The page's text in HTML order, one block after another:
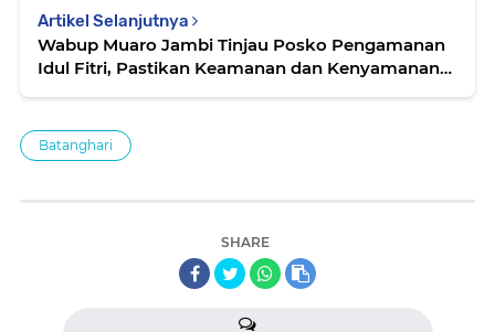
Artikel Selanjutnya
Wabup Muaro Jambi Tinjau Posko Pengamanan
Idul Fitri, Pastikan Keamanan dan Kenyamanan
Batanghari
SHARE